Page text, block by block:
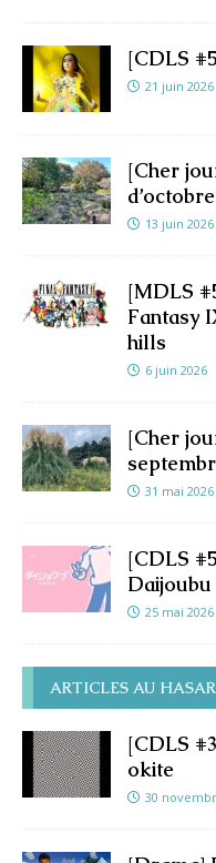
[CDLS
21 juin 2026
[Cher
13 juin 2026
[MDLS
Fantasy
hills
6 juin 2026
[Cher
31 mai 2026
[CDLS
Daijoubu
25 mai 2026
ARTICLES AU
[CDLS
okite
30